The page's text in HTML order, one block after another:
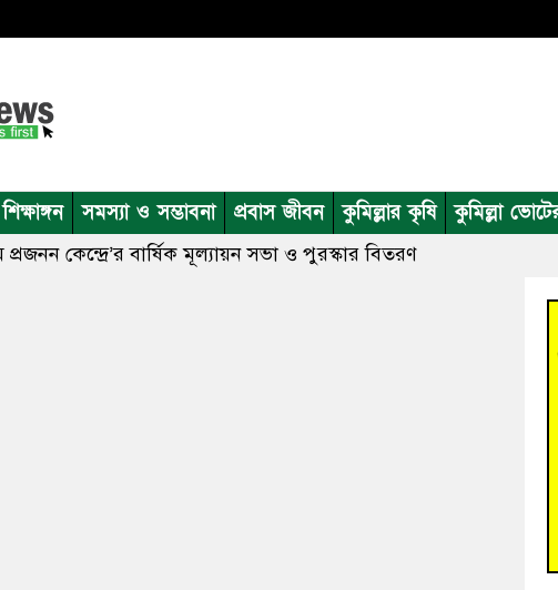
শিক্ষাঙ্গন সমস্যা ও সম্ভাবনা প্রবাস জীবন কুমিল্লার কৃষি কুমিল্লা
প্রজনন কেন্দ্রে’র বার্ষিক মূল্যায়ন সভা ও পুরস্কার বিতরণ